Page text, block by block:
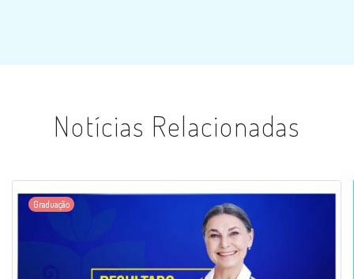
Notícias Relacionadas
Graduação